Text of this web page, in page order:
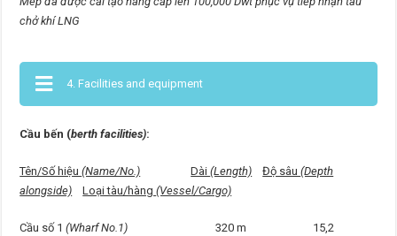
chở khí LNG
4. Facilities and equipment
Cầu bến (berth facilities):
Tên/Số hiệu(Name/No.) Dài(Length) Độ sâu(Depth
alongside)
Loại tàu/hàng(Vessel/Cargo)
Cầu số 1(Wharf No.1) 320 m 15,2